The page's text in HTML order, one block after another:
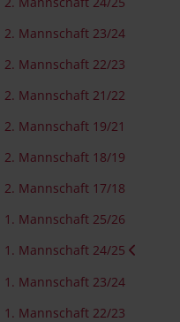
2. Mannschaft 23/24
2. Mannschaft 22/23
2. Mannschaft 21/22
2. Mannschaft 19/21
2. Mannschaft 18/19
2. Mannschaft 17/18
1. Mannschaft 25/26
1. Mannschaft 24/25
1. Mannschaft 23/24
1. Mannschaft 22/23